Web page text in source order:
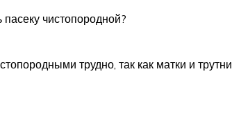
пасеку чистопородной?
трудно, так как матки и